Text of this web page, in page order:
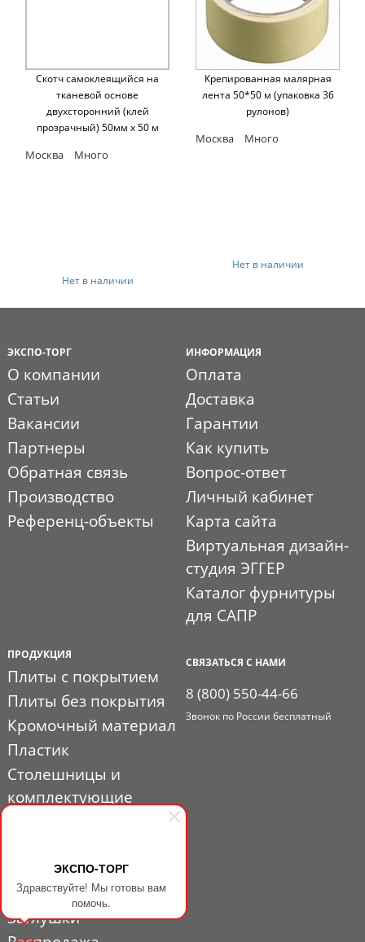
ЭКСПО-ТОРГ
Здравствуйте! Мы готовы вам
помочь.
Скотч самоклеящийся на
тканевой основе
двухсторонний (клей
прозрачный) 50мм х 50 м
Москва Много
Нет в наличии
Крепированная малярная
лента 50*50 м (упаковка 36
рулонов)
Москва Много
Нет в наличии
ЭКСПО-ТОРГ
О компании
Статьи
Вакансии
Партнеры
Обратная связь
Производство
Референц-объекты
ИНФОРМАЦИЯ
Оплата
Доставка
Гарантии
Как купить
Вопрос-ответ
Личный кабинет
Карта сайта
Виртуальная дизайн-
студия ЭГГЕР
Каталог фурнитуры
для САПР
ПРОДУКЦИЯ
Плиты с покрытием
Плиты без покрытия
Кромочный материал
Пластик
Столешницы и
комплектующие
Расходные материалы
Выставочный профиль
и фурнитура
Заглушки
СВЯЗАТЬСЯ С НАМИ
8 (800) 550-44-66
Звонок по России бесплатный